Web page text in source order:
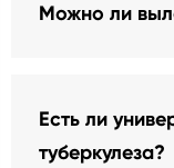
Можно ли
Есть ли
туберкулеза?